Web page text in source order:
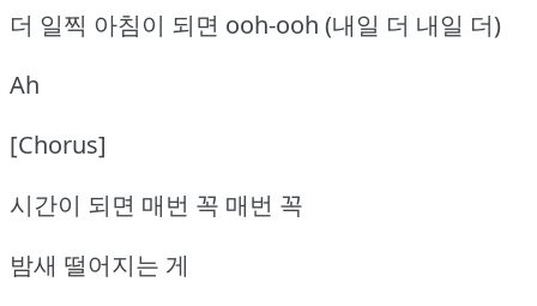
더 일찍 아침이 되면 ooh-ooh (내일 더 내일 더)
Ah
[Chorus]
시간이 되면 매번 꼭 매번 꼭
밤새 떨어지는 게